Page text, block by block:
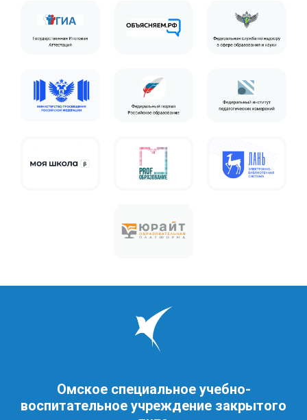
Омское специальное учебно-
воспитательное учреждение закрытого